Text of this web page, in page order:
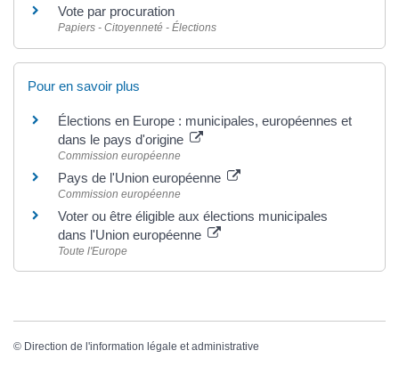
Vote par procuration
Papiers - Citoyenneté - Élections
Pour en savoir plus
Élections en Europe : municipales, européennes et
dans le pays d'origine
Commission européenne
Pays de l'Union européenne
Commission européenne
Voter ou être éligible aux élections municipales
dans l'Union européenne
Toute l'Europe
© Direction de l'information légale et administrative